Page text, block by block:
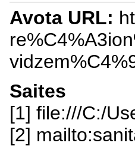
Avota URL:
Saites
[1] file:///C:/
[2]